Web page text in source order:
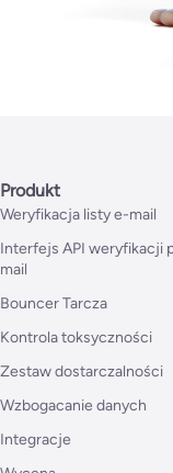
Produkt
Weryfikacja listy e-mail
Interfejs API weryfikacji
mail
Bouncer Tarcza
Kontrola toksyczności
Zestaw dostarczalności
Wzbogacanie danych
Integracje